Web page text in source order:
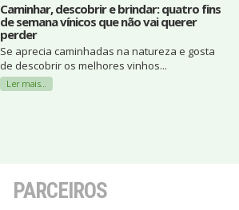
Caminhar, descobrir e brindar: quatro fins
de semana vínicos que não vai querer
perder
Se aprecia caminhadas na natureza e gosta
de descobrir os melhores vinhos...
Ler mais...
PARCEIROS